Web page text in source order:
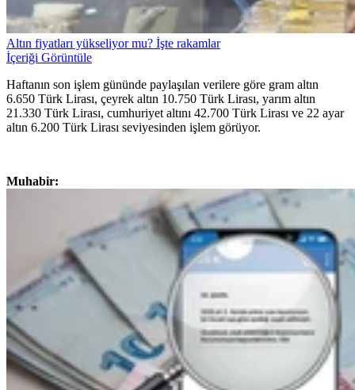
Altın fiyatları yükseliyor mu? İşte rakamlar
İçeriği Görüntüle
Haftanın son işlem gününde paylaşılan verilere göre gram altın
6.650 Türk Lirası, çeyrek altın 10.750 Türk Lirası, yarım altın
21.330 Türk Lirası, cumhuriyet altını 42.700 Türk Lirası ve 22 ayar
altın 6.200 Türk Lirası seviyesinden işlem görüyor.
Muhabir: